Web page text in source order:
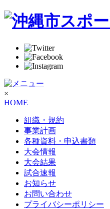
×
HOME
組織・規約
事業計画
各種資料・申込書類
大会情報
大会結果
試合速報
お知らせ
お問い合わせ
プライバシーポリシー